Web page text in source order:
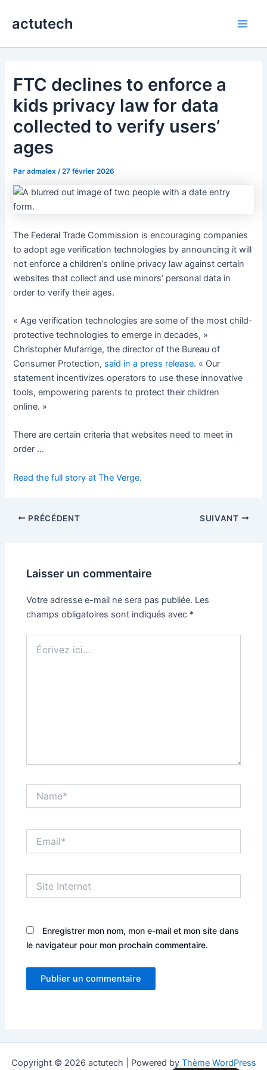
actutech
FTC declines to enforce a
kids privacy law for data
collected to verify users’
ages
Paradmalex /27 février 2026
The Federal Trade Commission is encouraging companies
to adopt age verification technologies by announcing it will
not enforce a children’s online privacy law against certain
websites that collect and use minors’ personal data in
order to verify their ages.
« Age verification technologies are some of the most child-
protective technologies to emerge in decades, »
Christopher Mufarrige, the director of the Bureau of
Consumer Protection, said in a press release. « Our
statement incentivizes operators to use these innovative
tools, empowering parents to protect their children
online. »
There are certain criteria that websites need to meet in
order …
Read the full story at The Verge.
PRÉCÉDENT SUIVANT
Laisser un commentaire
Votre adresse e-mail ne sera pas publiée. Les
champs obligatoires sont indiqués avec *
ici…
Internet
Enregistrer mon nom, mon e-mail et mon site dans
le navigateur pour mon prochain commentaire.
Copyright © 2026 actutech | Powered by Thème WordPress